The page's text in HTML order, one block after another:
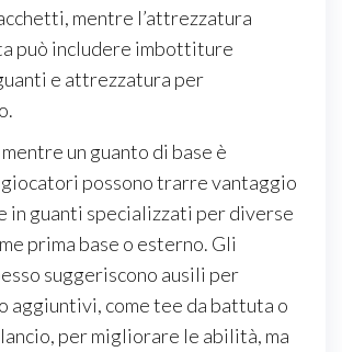
mentre l’attrezzatura
può includere imbottiture
e attrezzatura per
un guanto di base è
giocatori possono trarre vantaggio
in guanti specializzati per diverse
prima base o esterno. Gli
suggeriscono ausili per
aggiuntivi, come tee da battuta o
per migliorare le abilità, ma